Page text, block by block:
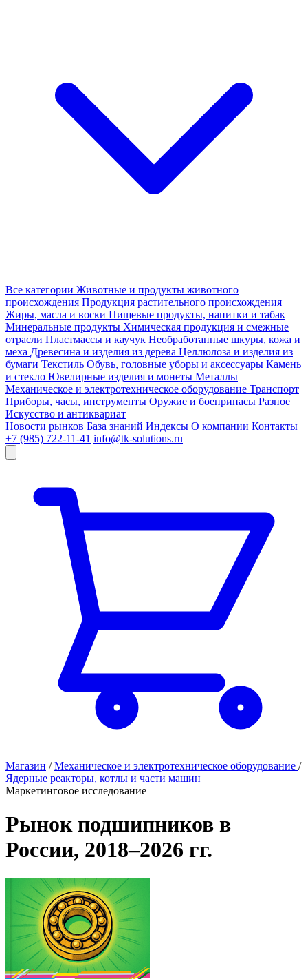
Все категории Животные и продукты животного
происхождения Продукция растительного происхождения
Жиры, масла и воски Пищевые продукты, напитки и табак
Минеральные продукты Химическая продукция и смежные
отрасли Пластмассы и каучук Необработанные шкуры, кожа и
меха Древесина и изделия из дерева Целлюлоза и изделия из
бумаги Текстиль Обувь, головные уборы и аксессуары Камень
и стекло Ювелирные изделия и монеты Металлы
Механическое и электротехническое оборудование Транспорт
Приборы, часы, инструменты Оружие и боеприпасы Разное
Искусство и антиквариат
Новости рынков База знаний Индексы О компании Контакты
+7 (985) 722-11-41 info@tk-solutions.ru
Магазин / Механическое и электротехническое оборудование /
Ядерные реакторы, котлы и части машин
Маркетинговое исследование
Рынок подшипников в
России, 2018–2026 гг.